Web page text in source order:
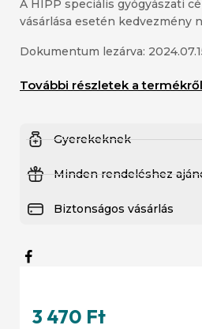
A HIPP speciális gyógyászati
vásárlása esetén kedvezmény
Dokumentum lezárva:
További részletek a
Gyerekeknek
Minden rendeléshez
Biztonságos vásárlás
3 470 Ft